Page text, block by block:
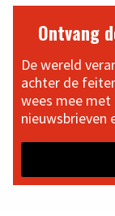
Ontvang
De wereld
achter de
wees mee met
nieuwsbrieven